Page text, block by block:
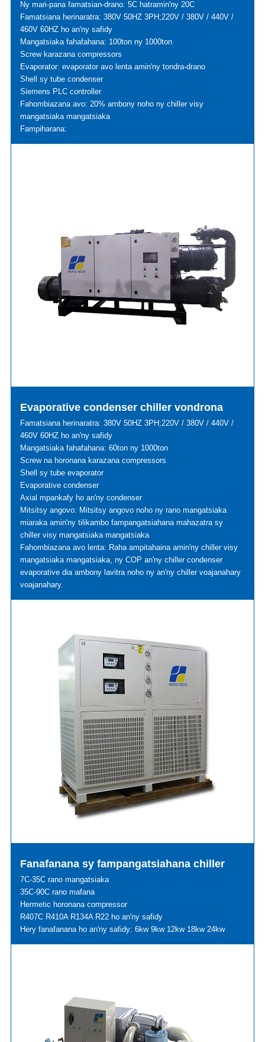
Ny mari-pana famatsian-drano: 5C hatramin'ny 20C
Famatsiana herinaratra: 380V 50HZ 3PH;220V / 380V / 440V /
460V 60HZ ho an'ny safidy
Mangatsiaka fahafahana: 100ton ny 1000ton
Screw karazana compressors
Evaporator: evaporator avo lenta amin'ny tondra-drano
Shell sy tube condenser
Siemens PLC controller
Fahombiazana avo: 20% ambony noho ny chiller visy
mangatsiaka mangatsiaka
Fampiharana:
Evaporative condenser chiller vondrona
Famatsiana herinaratra: 380V 50HZ 3PH;220V / 380V / 440V /
460V 60HZ ho an'ny safidy
Mangatsiaka fahafahana: 60ton ny 1000ton
Screw na horonana karazana compressors
Shell sy tube evaporator
Evaporative condenser
Axial mpankafy ho an'ny condenser
Mitsitsy angovo: Mitsitsy angovo noho ny rano mangatsiaka
miaraka amin'ny tilikambo fampangatsiahana mahazatra sy
chiller visy mangatsiaka mangatsiaka
Fahombiazana avo lenta: Raha ampitahaina amin'ny chiller visy
mangatsiaka mangatsiaka, ny COP an'ny chiller condenser
evaporative dia ambony lavitra noho ny an'ny chiller voajanahary
voajanahary.
Fanafanana sy fampangatsiahana chiller
7C-35C rano mangatsiaka
35C-90C rano mafana
Hermetic horonana compressor
R407C R410A R134A R22 ho an'ny safidy
Hery fanafanana ho an'ny safidy: 6kw 9kw 12kw 18kw 24kw